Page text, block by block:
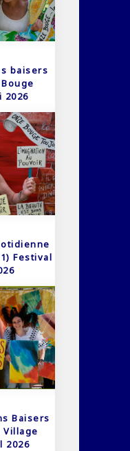
baisers
2026
Festival
Baisers
Village
2026